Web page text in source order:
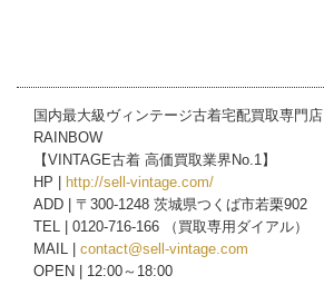
国内最大級ヴィンテージ古着宅配買取専門店
RAINBOW
【VINTAGE古着 高価買取業界No.1】
HP |
http://sell-vintage.com/
ADD | 〒300-1248 茨城県つくば市若栗902
TEL | 0120-716-166 （買取専用ダイアル）
MAIL | contact@sell-vintage.com
OPEN | 12:00～18:00